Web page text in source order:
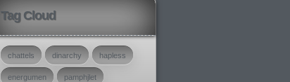
Tag Cloud
chattels dinarchy hapless
energumen pamphjlet